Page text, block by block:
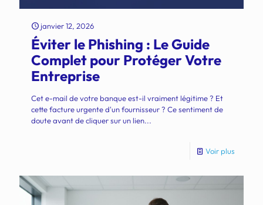
janvier 12, 2026
Éviter le Phishing : Le Guide
Complet pour Protéger Votre
Entreprise
Cet e-mail de votre banque est-il vraiment légitime ? Et
cette facture urgente d'un fournisseur ? Ce sentiment de
doute avant de cliquer sur un lien...
Voir plus